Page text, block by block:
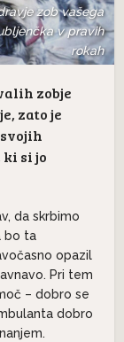
zob vašega
v pravih
rokah
zobje
zato je
si jo
da skrbimo
bo ta
opazil
Pri tem
– dobro se
dobro